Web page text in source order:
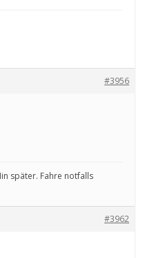
#3956
später. Fahre notfalls
#3962